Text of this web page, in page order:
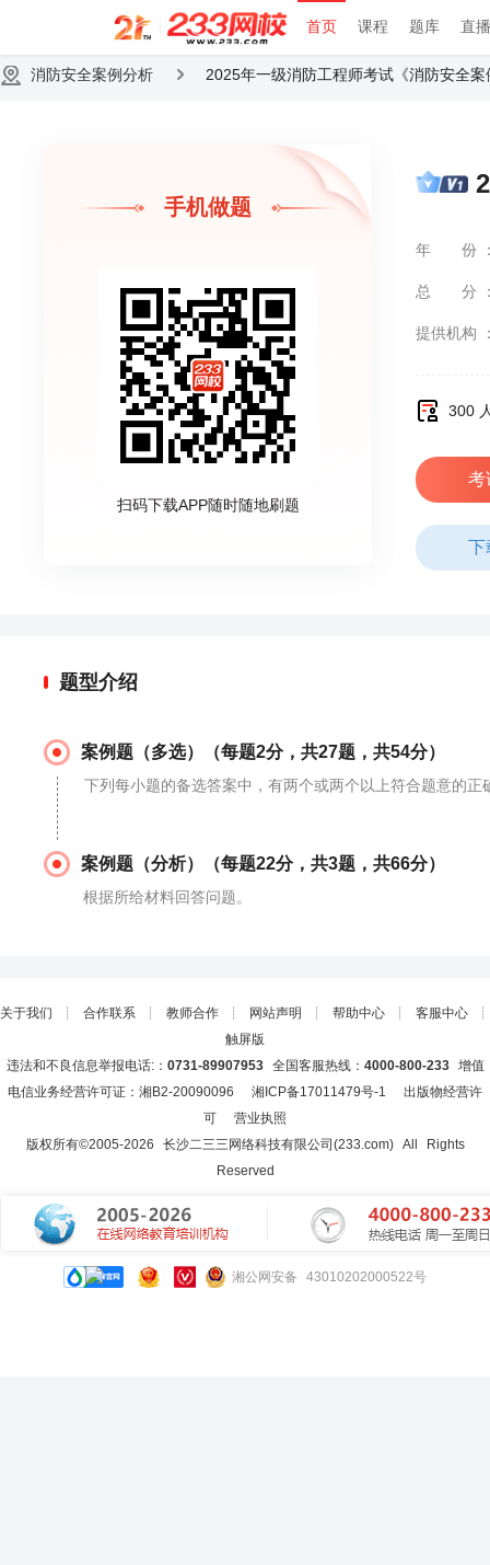
首页 课程 题库 直
消防安全案例分析 2025年一级消防工程师考试《消防安全
手机做题
扫码下载APP随时随地刷题
年份
总分
提供机构
300
考
下
题型介绍
案例题（多选）（每题2分，共27题，共54分）
下列每小题的备选答案中，有两个或两个以上符合题意的
案例题（分析）（每题22分，共3题，共66分）
根据所给材料回答问题。
关于我们 ┊ 合作联系 ┊ 教师合作 ┊ 网站声明 ┊ 帮助中心 ┊ 客服中心 ┊
触屏版
违法和不良信息举报电话:： 0731-89907953全国客服热线： 4000-800-233增值
电信业务经营许可证：湘B2-20090096 湘ICP备17011479号-1
出版物经营许
可
营业执照
版权所有©2005-2026 长沙二三三网络科技有限公司(233.com)All Rights
Reserved
湘公网安备 43010202000522号